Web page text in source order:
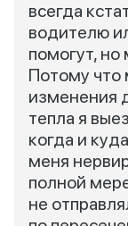
всегда
водителю
помогут,
Потому что
изменения
тепла я
когда и
меня
полной
не